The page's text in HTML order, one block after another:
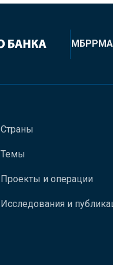
МБРР
Страны
Темы
Проекты и операции
Исследования и